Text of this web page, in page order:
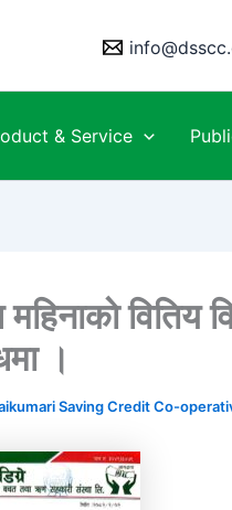
& Service
वितिय
।
Saving Credit Co-